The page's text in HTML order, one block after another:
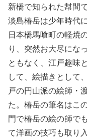
新橋で知られた幇間
淡島椿岳は少年時代
日本橋馬喰町の軽焼
り、突然お大尽にな
ともなく、江戸趣味
して、絵描きとして
戸の円山派の絵師・
た。椿岳の筆名はこ
門で椿岳の絵の師で
て洋画の技巧も取り